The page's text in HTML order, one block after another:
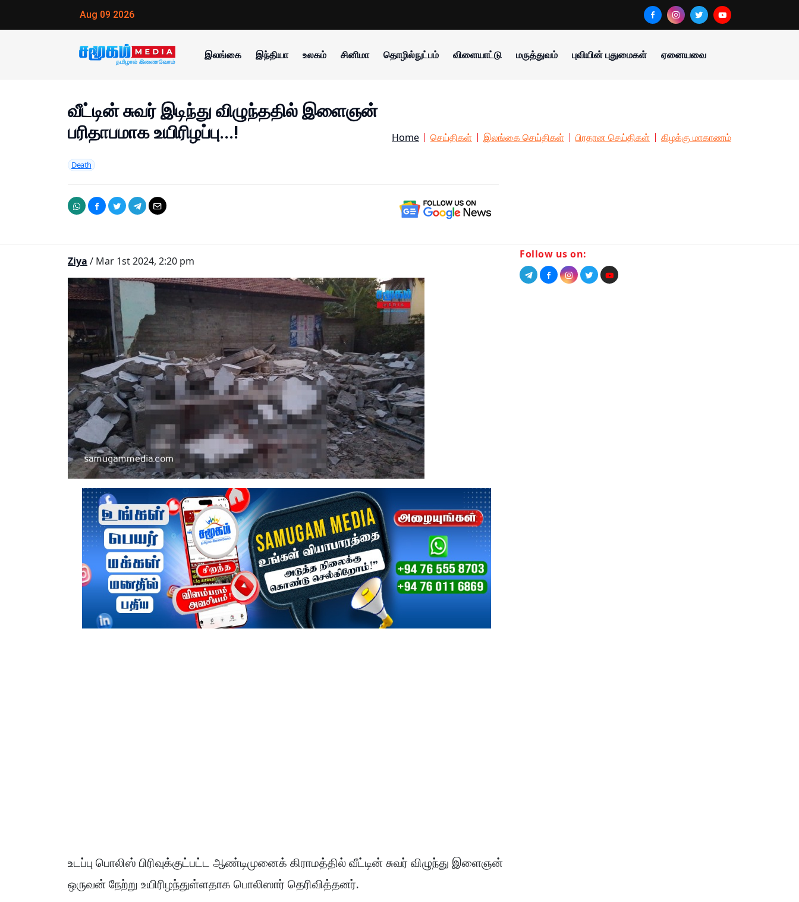
Aug 09 2026
இலங்கை இந்தியா உலகம் சினிமா தொழில்நுட்பம் விளையாட்டு மருத்துவம் புவியின் புதுமைகள் ஏனையவை
வீட்டின் சுவர் இடிந்து விழுந்ததில் இளைஞன்
பரிதாபமாக உயிரிழப்பு...!
Death
Home செய்திகள் இலங்கை செய்திகள் பிரதான செய்திகள் கிழக்கு மாகாணம்
Ziya / Mar 1st 2024, 2:20 pm
உடப்பு பொலிஸ் பிரிவுக்குட்பட்ட ஆண்டிமுனைக் கிராமத்தில் வீட்டின் சுவர் விழுந்து இளைஞன்
ஒருவன் நேற்று உயிரிழந்துள்ளதாக பொலிஸார் தெரிவித்தனர்.
Follow us on: